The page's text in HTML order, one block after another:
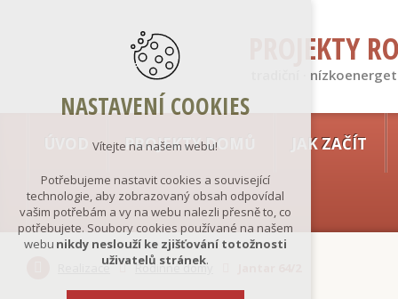
PROJEKTY
tradiční ·
PROJEKTY DOMŮ JAK ZAČÍT
Realizace Rodinné domy
NASTAVENÍ COOKIES
Vítejte na našem webu!
Potřebujeme nastavit cookies a související
technologie, aby zobrazovaný obsah odpovídal
vašim potřebám a vy na webu nalezli přesně to, co
potřebujete. Soubory cookies používané na našem
webu nikdy neslouží ke zjišťování totožnosti
uživatelů stránek.